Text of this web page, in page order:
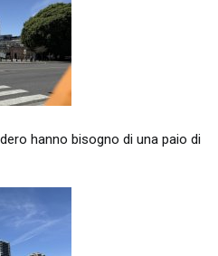
hanno bisogno di una paio di